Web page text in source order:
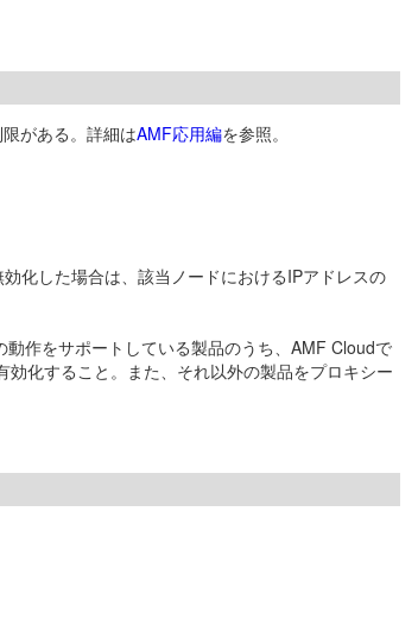
がある。詳細はAMF応用編を参照。
化した場合は、該当ノードにおけるIPアドレスの
作をサポートしている製品のうち、AMF Cloudで
効化すること。また、それ以外の製品をプロキシー